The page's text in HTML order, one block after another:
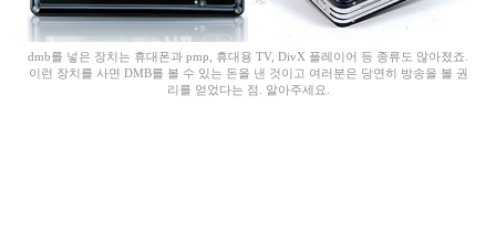
dmb를 넣은 장치는 휴대폰과 pmp, 휴대용 TV, DivX 플레이어 등 종류도 많아졌죠.
이런 장치를 사면 DMB를 볼 수 있는 돈을 낸 것이고 여러분은 당연히 방송을 볼 권
리를 얻었다는 점. 알아주세요.